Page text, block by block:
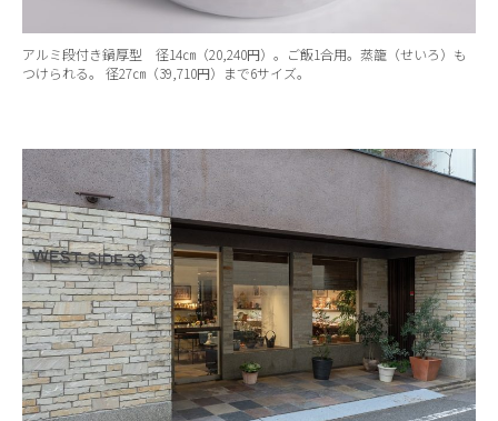
アルミ段付き鍋厚型 径14㎝（20,240円）。ご飯1合用。蒸籠（せいろ）も
つけられる。 径27㎝（39,710円）まで6サイズ。